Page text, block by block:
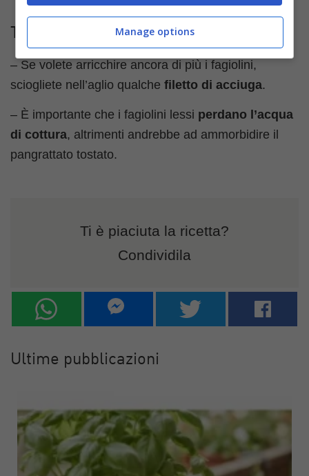
Trucchi e consigli
– Se volete arricchire ancora di più i fagiolini,
sciogliete nell’aglio qualche filetto di acciuga.
– È importante che i fagiolini lessi perdano l’acqua
di cottura, altrimenti andrebbe ad ammorbidire il
pangrattato tostato.
Ti è piaciuta la ricetta?
Condividila
Ultime pubblicazioni
Manage options